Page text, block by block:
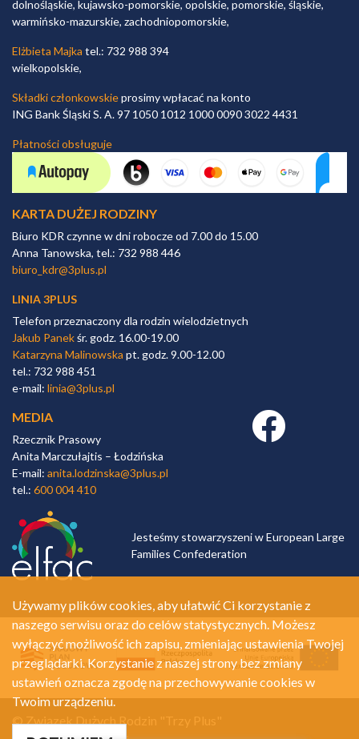
dolnośląskie, kujawsko-pomorskie, opolskie, pomorskie, śląskie,
warmińsko-mazurskie, zachodniopomorskie,
Elżbieta Majka tel.: 732 988 394
wielkopolskie,
Składki członkowskieprosimy wpłacać na konto
ING Bank Śląski S. A. 97 1050 1012 1000 0090 3022 4431
Płatności obsługuje
KARTA DUŻEJ RODZINY
Biuro KDR czynne w dni robocze od 7.00 do 15.00
Anna Tanowska, tel.: 732 988 446
biuro_kdr@3plus.pl
LINIA 3PLUS
Telefon przeznaczony dla rodzin wielodzietnych
Jakub Panekśr. godz. 16.00-19.00
Katarzyna Malinowska pt. godz. 9.00-12.00
tel.: 732 988 451
e-mail: linia@3plus.pl
MEDIA
Rzecznik Prasowy
Anita Marczułajtis – Łodzińska
E-mail: anita.lodzinska@3plus.pl
tel.: 600 004 410
Facebook link
Jesteśmy stowarzyszeni w European Large
Families Confederation
Używamy plików cookies, aby ułatwić Ci korzystanie z
naszego serwisu oraz do celów statystycznych. Możesz
wyłączyć możliwość ich zapisu, zmieniając ustawienia Twojej
przeglądarki. Korzystanie z naszej strony bez zmiany
ustawień oznacza zgodę na przechowywanie cookies w
Twoim urządzeniu.